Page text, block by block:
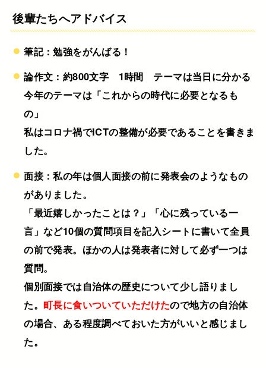
後輩たちへアドバイス
筆記：勉強をがんばる！
論作文：約800文字 1時間 テーマは当日に分かる
今年のテーマは「これからの時代に必要となるも
の」
私はコロナ禍でICTの整備が必要であることを書きま
した。
面接：私の年は個人面接の前に発表会のようなもの
がありました。
「最近嬉しかったことは？」「心に残っている一
言」など10個の質問項目を記入シートに書いて全員
の前で発表。ほかの人は発表者に対して必ず一つは
質問。
個別面接では自治体の歴史について少し語りまし
た。 町長に食いついていただけたので地方の自治体
の場合、ある程度調べておいた方がいいと感じまし
た。